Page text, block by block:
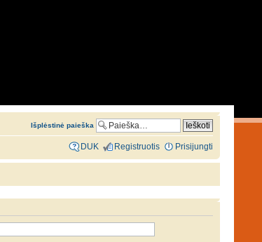
Išplėstinė paieška
DUK Registruotis Prisijungti